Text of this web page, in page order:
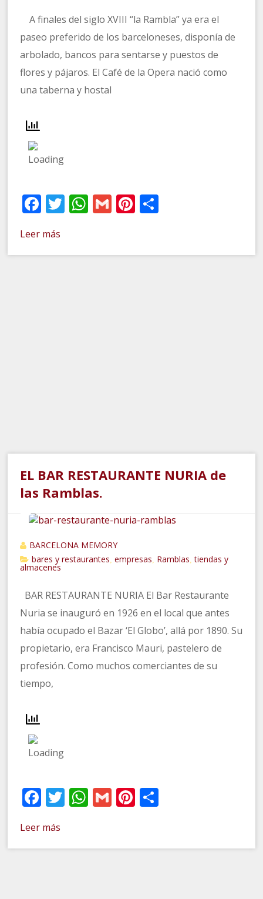
A finales del siglo XVIII “la Rambla” ya era el
paseo preferido de los barceloneses, disponía de
arbolado, bancos para sentarse y puestos de
flores y pájaros. El Café de la Opera nació como
una taberna y hostal
Facebook
Twitter
WhatsApp
GmailPinterest
Leer más
EL BAR RESTAURANTE NURIA de
las Ramblas.
BARCELONA MEMORY
bares y restaurantes
,empresas Ramblas ,tiendas y
almacenes
BAR RESTAURANTE NURIA El Bar Restaurante
Nuria se inauguró en 1926 en el local que antes
había ocupado el Bazar ‘El Globo’, allá por 1890. Su
propietario, era Francisco Mauri, pastelero de
profesión. Como muchos comerciantes de su
tiempo,
Facebook
Twitter
WhatsApp
GmailPinterest
Leer más